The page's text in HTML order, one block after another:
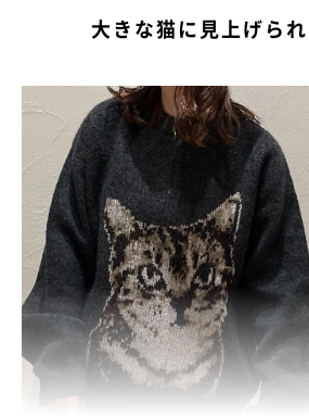
大きな猫に見上げら